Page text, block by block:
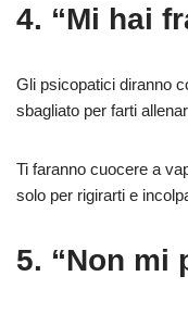
4. “Mi hai
Gli psicopatici diranno
sbagliato per farti
Ti faranno cuocere a
solo per rigirarti e
5. “Non mi